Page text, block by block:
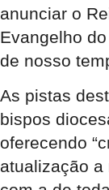
anunciar o
Evangelho
de nosso
As pistas
bispos
oferecendo
atualização